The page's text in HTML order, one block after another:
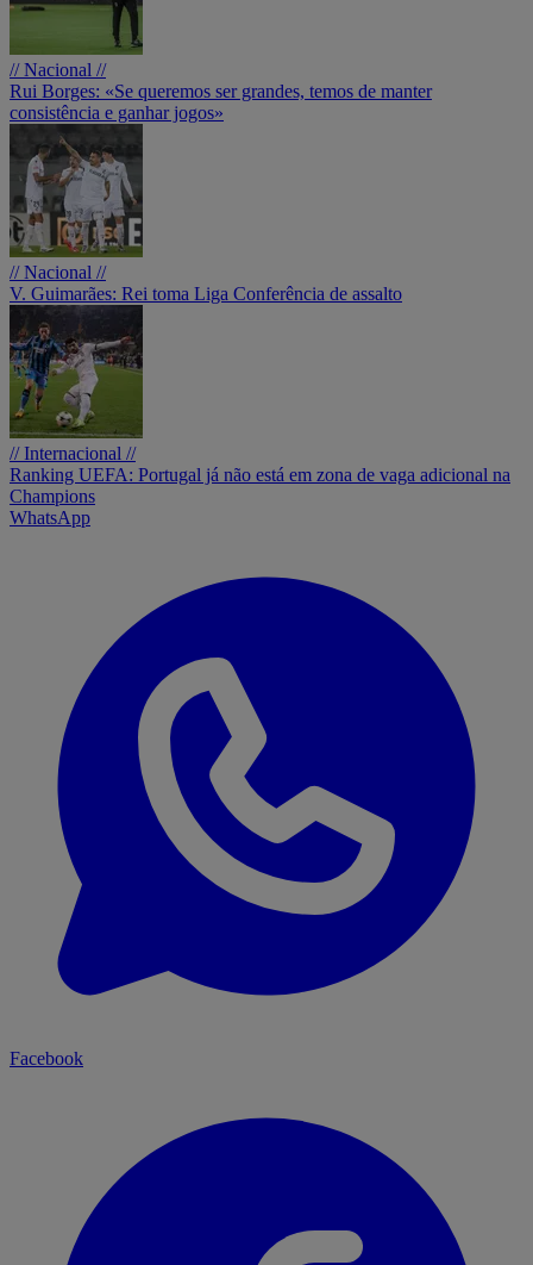
// Nacional //
Rui Borges: «Se queremos ser grandes, temos de manter
consistência e ganhar jogos»
// Nacional //
V. Guimarães: Rei toma Liga Conferência de assalto
// Internacional //
Ranking UEFA: Portugal já não está em zona de vaga adicional na
Champions
WhatsApp
Facebook